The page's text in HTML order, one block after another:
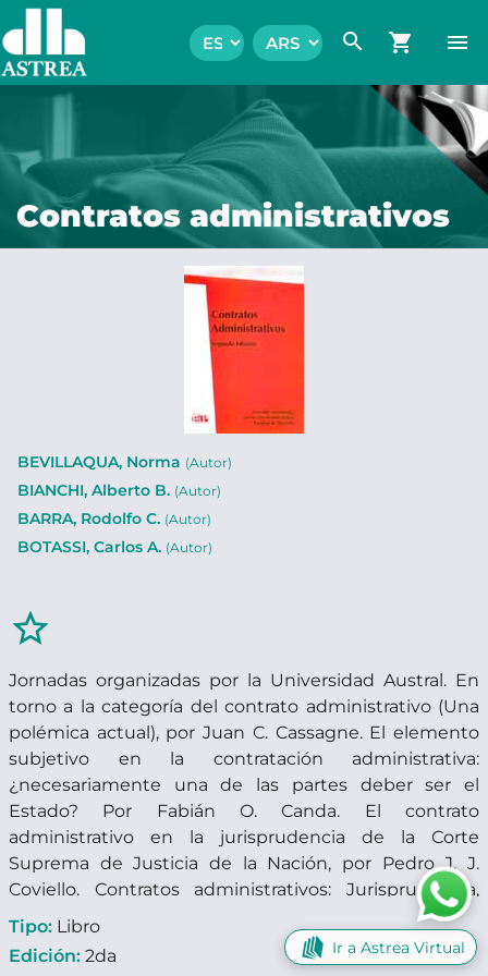
search shopping_cart menu
Contratos administrativos
BEVILLAQUA, Norma (Autor)
BIANCHI, Alberto B. (Autor)
BARRA, Rodolfo C. (Autor)
BOTASSI, Carlos A. (Autor)
star_border
Jornadas organizadas por la Universidad Austral. En
torno a la categoría del contrato administrativo (Una
polémica actual), por Juan C. Cassagne. El elemento
subjetivo en la contratación administrativa:
¿necesariamente una de las partes deber ser el
Estado? Por Fabián O. Canda. El contrato
administrativo en la jurisprudencia de la Corte
Suprema de Justicia de la Nación, por Pedro J. J.
Coviello. Contratos administrativos: Jurisprudencia,
por Domingo J. Sesin. Contrataciones
interadministrativas e interjurisdiccionales, por Juan
O. Gauna. El contrato administrativo en la Ciudad de
Tipo: Libro
Edición: 2da
Ir a Astrea Virtual